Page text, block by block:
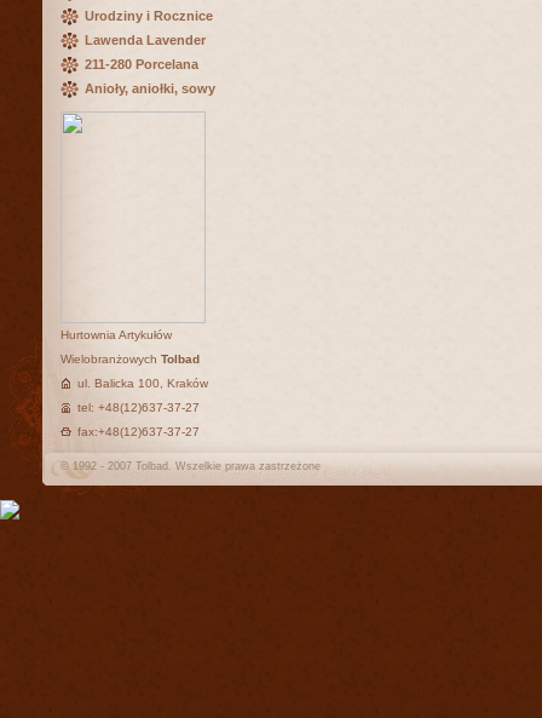
Urodziny i Rocznice
Lawenda Lavender
211-280 Porcelana
Anioły, aniołki, sowy
Hurtownia Artykułów
Wielobranżowych Tolbad
ul. Balicka 100, Kraków
tel: +48(12)637-37-27
fax:+48(12)637-37-27
© 1992 - 2007 Tolbad. Wszelkie prawa zastrzeżone